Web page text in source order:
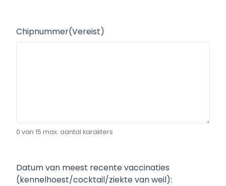
Chipnummer(Vereist)
0 van 15 max. aantal karakters
Datum van meest recente vaccinaties
(kennelhoest/cocktail/ziekte van weil):